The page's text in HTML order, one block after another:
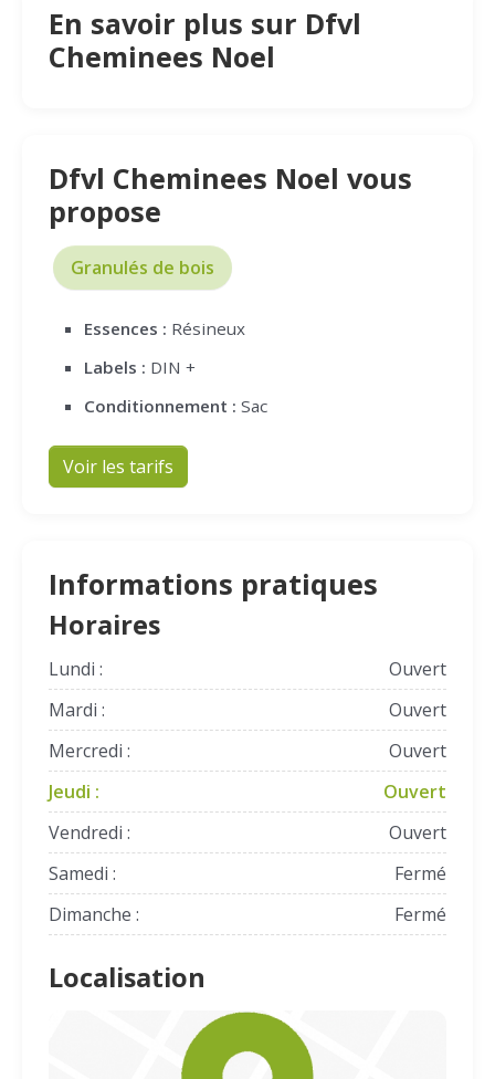
En savoir plus sur Dfvl
Cheminees Noel
Dfvl Cheminees Noel vous
propose
Granulés de bois
Essences : Résineux
Labels : DIN +
Conditionnement : Sac
Voir les tarifs
Informations pratiques
Horaires
Lundi :
Ouvert
Mardi :
Ouvert
Mercredi :
Ouvert
Jeudi :
Ouvert
Vendredi :
Ouvert
Samedi :
Fermé
Dimanche :
Fermé
Localisation